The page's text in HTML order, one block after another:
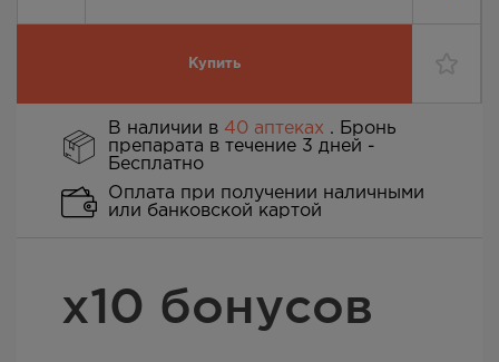
Купить
В наличии в 40 аптеках . Бронь
препарата в течение 3 дней -
Бесплатно
Оплата при получении наличными
или банковской картой
х10 бонусов